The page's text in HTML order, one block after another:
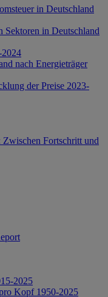
in Deutschland
Sektoren in Deutschland
nach Energieträger
der Preise 2023-
Fortschritt und
2025
Kopf 1950-2025